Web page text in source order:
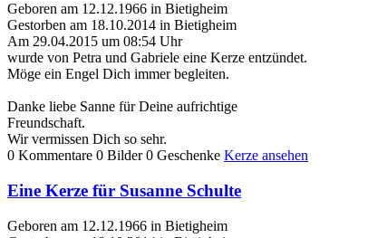
Geboren am 12.12.1966 in Bietigheim
Gestorben am 18.10.2014 in Bietigheim
Am 29.04.2015 um 08:54 Uhr
wurde von Petra und Gabriele eine Kerze entzündet.
Möge ein Engel Dich immer begleiten.
Danke liebe Sanne für Deine aufrichtige
Freundschaft.
Wir vermissen Dich so sehr.
0 Kommentare 0 Bilder 0 Geschenke Kerze ansehen
Eine Kerze für Susanne Schulte
Geboren am 12.12.1966 in Bietigheim